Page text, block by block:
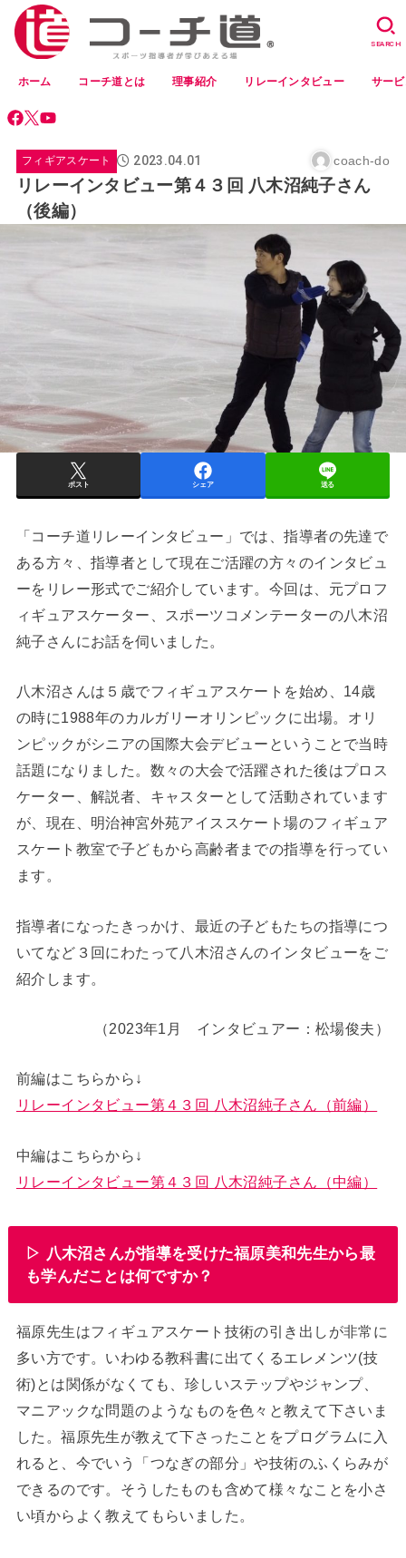
ホーム コーチ道とは 理事紹介 リレーインタビュー サー
SEARCH
フィギアスケート 2023.04.01 coach-do
リレーインタビュー第４３回 八木沼純子さん
（後編）
ポスト シェア 送る
「コーチ道リレーインタビュー」では、指導者の先達で
ある方々、指導者として現在ご活躍の方々のインタビュ
ーをリレー形式でご紹介しています。今回は、元プロフ
ィギュアスケーター、スポーツコメンテーターの八木沼
純子さんにお話を伺いました。
八木沼さんは５歳でフィギュアスケートを始め、14歳
の時に1988年のカルガリーオリンピックに出場。オリ
ンピックがシニアの国際大会デビューということで当時
話題になりました。数々の大会で活躍された後はプロス
ケーター、解説者、キャスターとして活動されています
が、現在、明治神宮外苑アイススケート場のフィギュア
スケート教室で子どもから高齢者までの指導を行ってい
ます。
指導者になったきっかけ、最近の子どもたちの指導につ
いてなど３回にわたって八木沼さんのインタビューをご
紹介します。
（2023年1月 インタビュアー：松場俊夫）
前編はこちらから↓
リレーインタビュー第４３回 八木沼純子さん（前編）
中編はこちらから↓
リレーインタビュー第４３回 八木沼純子さん（中編）
▷ 八木沼さんが指導を受けた福原美和先生から最
も学んだことは何ですか？
福原先生はフィギュアスケート技術の引き出しが非常に
多い方です。いわゆる教科書に出てくるエレメンツ(技
術)とは関係がなくても、珍しいステップやジャンプ、
マニアックな問題のようなものを色々と教えて下さいま
した。福原先生が教えて下さったことをプログラムに入
れると、今でいう「つなぎの部分」や技術のふくらみが
できるのです。そうしたものも含めて様々なことを小さ
い頃からよく教えてもらいました。